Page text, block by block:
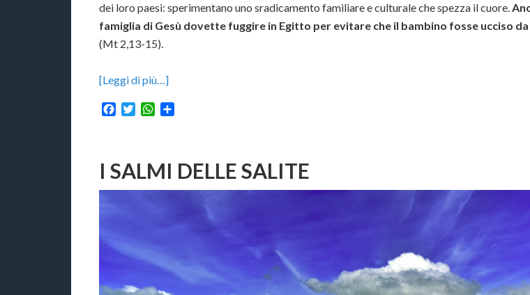
dei loro paesi: sperimentano uno sradicamento familiare e culturale che spezza il cuore.
famiglia di Gesù dovette fuggire in Egitto per evitare che il bambino fosse ucciso
(Mt 2,13-15).
[Leggi di più…]
Facebook
TwitterWhatsApp
I SALMI DELLE SALITE